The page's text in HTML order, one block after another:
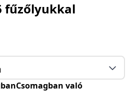
fűzőlyukkal
való